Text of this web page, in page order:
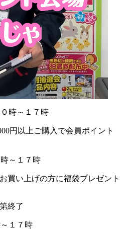
時～１７時
円以上ご購入で会員ポイント
～１７時
買い上げの方に福袋プレゼント
終了
１７時